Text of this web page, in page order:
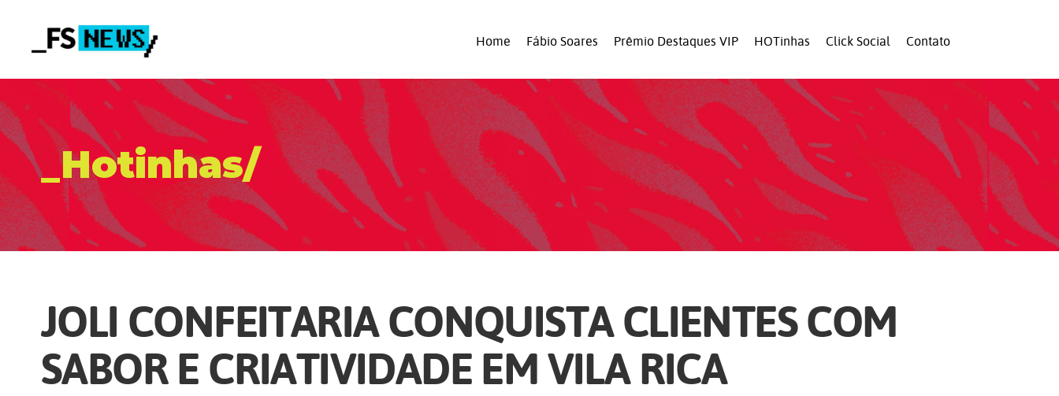
Home Fábio Soares Prêmio Destaques VIP HOTinhas Click Social Contato
_Hotinhas/
JOLI CONFEITARIA CONQUISTA CLIENTES COM
SABOR E CRIATIVIDADE EM VILA RICA